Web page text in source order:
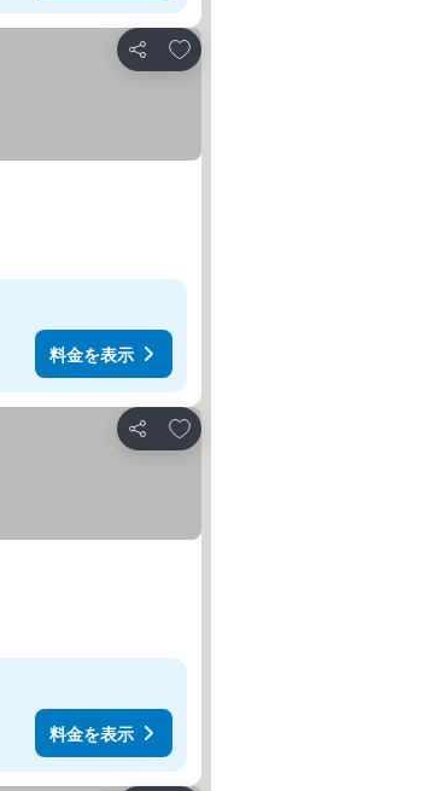
シェア
お気に入りに追加
料金を表示
シェア
お気に入りに追加
料金を表示